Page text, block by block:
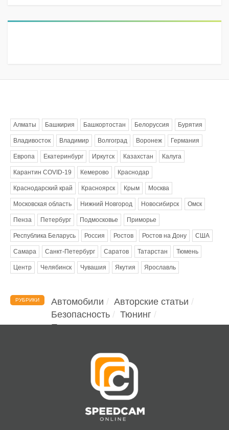
Алматы Башкирия Башкортостан Белоруссия Бурятия
Владивосток Владимир Волгоград Воронеж Германия
Европа Екатеринбург Иркутск Казахстан Калуга
Карантин COVID-19 Кемерово Краснодар
Краснодарский край Красноярск Крым Москва
Московская область Нижний Новгород Новосибирск Омск
Пенза Петербург Подмосковье Приморье
Республика Беларусь Россия Ростов Ростов на Дону США
Самара Санкт-Петербург Саратов Татарстан Тюмень
Центр Челябинск Чувашия Якутия Ярославль
РУБРИКИ Автомобили
Авторские статьи
Безопасность
Тюнинг
Помощь водителю